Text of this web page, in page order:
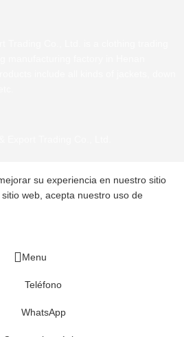
su experiencia en nuestro sitio
web, acepta nuestro uso de
Menu
Teléfono
WhatsApp